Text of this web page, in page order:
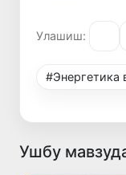
Улашиш:
#Энергетика
Ушбу